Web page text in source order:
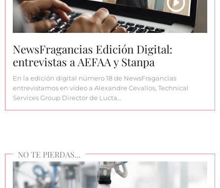
NewsFragancias Edición Digital:
entrevistas a AEFAA y Stanpa
En la edición digital número 18 de NewsFragancias
entrevistamos en vídeo a Alexandre Cevallos, Technical
Services Group Director de Lucta…